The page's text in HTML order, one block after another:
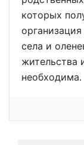
которых
села и
жительства
необходима.